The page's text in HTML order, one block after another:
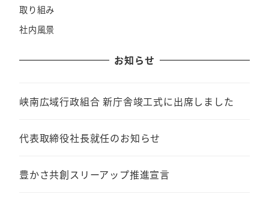
ペ
ー
ジ
り
取り組み
社内風景
お知らせ
峡南広域行政組合 新庁舎竣工式に出席しました
代表取締役社長就任のお知らせ
豊かさ共創スリーアップ推進宣言